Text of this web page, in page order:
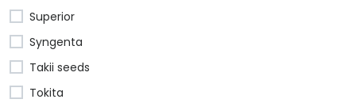
Superior
Syngenta
Takii seeds
Tokita